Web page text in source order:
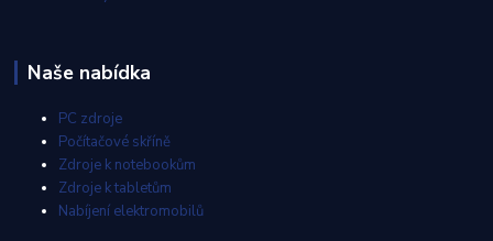
Naše nabídka
PC zdroje
Počítačové skříně
Zdroje k notebookům
Zdroje k tabletům
Nabíjení elektromobilů